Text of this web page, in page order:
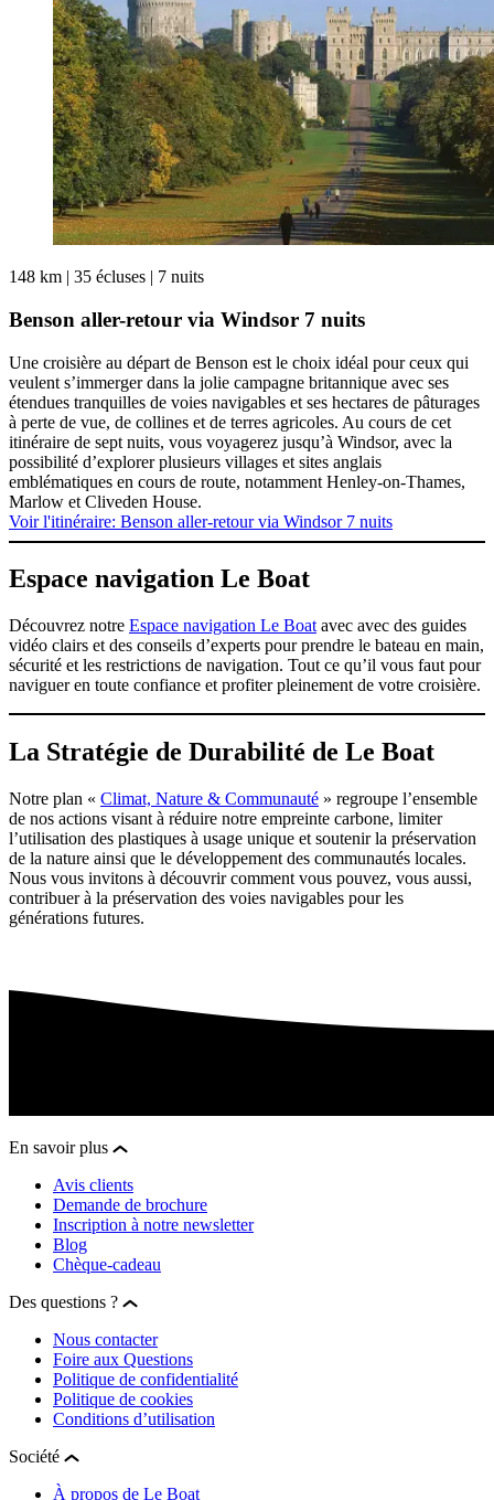
148 km | 35 écluses | 7 nuits
Benson aller-retour via Windsor 7 nuits
Une croisière au départ de Benson est le choix idéal pour ceux qui
veulent s’immerger dans la jolie campagne britannique avec ses
étendues tranquilles de voies navigables et ses hectares de pâturages
à perte de vue, de collines et de terres agricoles. Au cours de cet
itinéraire de sept nuits, vous voyagerez jusqu’à Windsor, avec la
possibilité d’explorer plusieurs villages et sites anglais
emblématiques en cours de route, notamment Henley-on-Thames,
Marlow et Cliveden House.
Voir l'itinéraire: Benson aller-retour via Windsor 7 nuits
Espace navigation Le Boat
Découvrez notre Espace navigation Le Boat avec avec des guides
vidéo clairs et des conseils d’experts pour prendre le bateau en main,
sécurité et les restrictions de navigation. Tout ce qu’il vous faut pour
naviguer en toute confiance et profiter pleinement de votre croisière.
La Stratégie de Durabilité de Le Boat
Notre plan « Climat, Nature & Communauté » regroupe l’ensemble
de nos actions visant à réduire notre empreinte carbone, limiter
l’utilisation des plastiques à usage unique et soutenir la préservation
de la nature ainsi que le développement des communautés locales.
Nous vous invitons à découvrir comment vous pouvez, vous aussi,
contribuer à la préservation des voies navigables pour les
générations futures.
En savoir plus
Avis clients
Demande de brochure
Inscription à notre newsletter
Blog
Chèque-cadeau
Des questions ?
Nous contacter
Foire aux Questions
Politique de confidentialité
Politique de cookies
Conditions d’utilisation
Société
À propos de Le Boat